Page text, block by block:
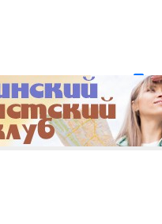
пароль? Регистрация